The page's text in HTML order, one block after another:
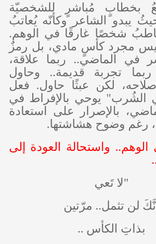
بخطابٍ مُباشرٍ للشخصيّة
يبدو الشاعر وكأنّه يُعاتبُ
شخصًا غارقًا في الوهم.
مجرد كأسٍ مادي، بل رمزٌ
في الماضي.. ربما علاقة،
تجربة قديمة.. وحاول
لكن عبثًا حاول. فعل
يوحي بالإفراط في
بالإصرار على استعادة
رغم وضوح هشاشتها.
الوهم.. واستحالة العودة إلى
"لا تَعي
أنَّكَ لن تثمل.. مرّتين
بذاتِ الكأس ..